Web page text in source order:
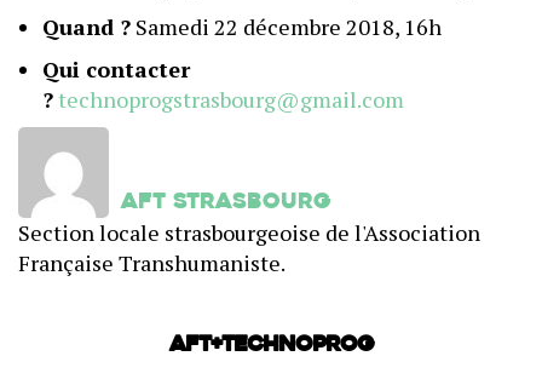
Quand ? Samedi 22 décembre 2018, 16h
Qui contacter
?technoprogstrasbourg@gmail.com
AFT Strasbourg
Section locale strasbourgeoise de l'Association
Française Transhumaniste.
AFT+Technoprog